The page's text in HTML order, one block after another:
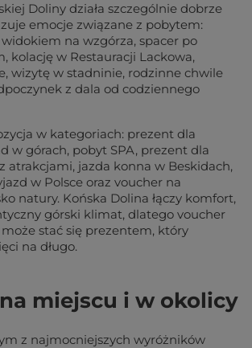
Doliny działa szczególnie dobrze
emocje związane z pobytem:
na wzgórza, spacer po
kolację w Restauracji Lackowa,
wizytę w stadninie, rodzinne chwile
z dala od codziennego
w kategoriach: prezent dla
w górach, pobyt SPA, prezent dla
atrakcjami, jazda konna w Beskidach,
w Polsce oraz voucher na
natury. Końska Dolina łączy komfort,
górski klimat, dlatego voucher
stać się prezentem, który
na długo.
miejscu i w okolicy
z najmocniejszych wyróżników